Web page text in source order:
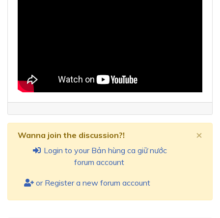
Wanna join the discussion?!
Login to your Bản hùng ca giữ nước
forum account
or Register a new forum account
×